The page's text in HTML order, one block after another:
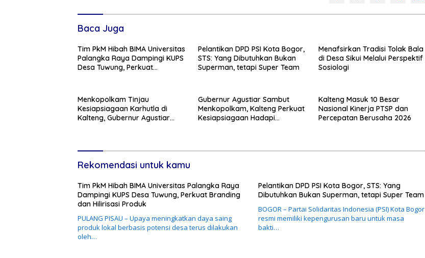
Baca Juga
Tim PkM Hibah BIMA Universitas
Palangka Raya Dampingi KUPS
Desa Tuwung, Perkuat
Pelantikan DPD PSI Kota Bogor,
STS: Yang Dibutuhkan Bukan
Superman, tetapi Super Team
Menafsirkan Tradisi Tolak Bala
di Desa Sikui Melalui Perspektif
Sosiologi
Menkopolkam Tinjau
Kesiapsiagaan Karhutla di
Kalteng, Gubernur Agustiar
Gubernur Agustiar Sambut
Menkopolkam, Kalteng Perkuat
Kesiapsiagaan Hadapi
Kalteng Masuk 10 Besar
Nasional Kinerja PTSP dan
Percepatan Berusaha 2026
Rekomendasi untuk kamu
Tim PkM Hibah BIMA Universitas Palangka Raya
Dampingi KUPS Desa Tuwung, Perkuat Branding
dan Hilirisasi Produk
PULANG PISAU – Upaya meningkatkan daya saing
produk lokal berbasis potensi desa terus dilakukan
oleh…
Pelantikan DPD PSI Kota Bogor, STS: Yang
Dibutuhkan Bukan Superman, tetapi Super Team
BOGOR – Partai Solidaritas Indonesia (PSI) Kota Bogor
resmi memiliki kepengurusan baru untuk masa
bakti…